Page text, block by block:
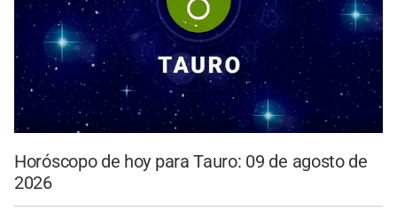
Horóscopo de hoy para Tauro: 09 de agosto de
2026